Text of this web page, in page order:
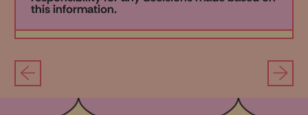
this information.